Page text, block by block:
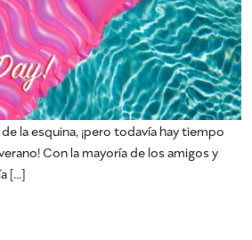
la esquina, ¡pero todavía hay tiempo
Con la mayoría de los amigos y
[…]